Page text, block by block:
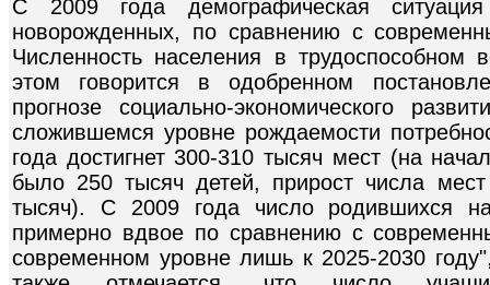
С 2009 года демографическая
новорожденных, по сравнению с
Численность населения в трудоспособном
этом говорится в одобренном
прогнозе социально-экономического
сложившемся уровне рождаемости
года достигнет 300-310 тысяч мест (на
было 250 тысяч детей, прирост числа
тысяч). С 2009 года число родившихся
примерно вдвое по сравнению с
современном уровне лишь к 2025-2030